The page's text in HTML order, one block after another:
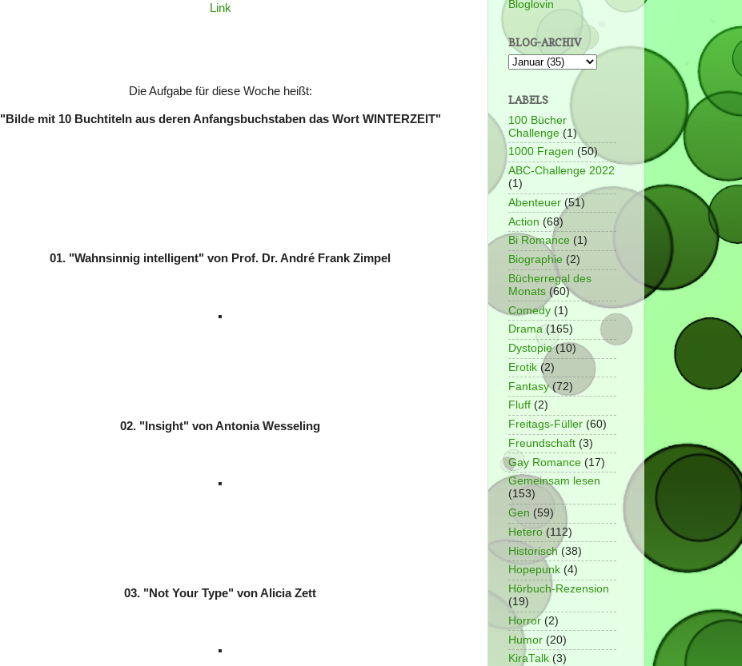
Link
Die Aufgabe für diese Woche heißt:
"Bilde mit 10 Buchtiteln aus deren Anfangsbuchstaben das Wort WINTERZEIT"
01. "Wahnsinnig intelligent" von Prof. Dr. André Frank Zimpel
02. "Insight" von Antonia Wesseling
03. "Not Your Type" von Alicia Zett
Bloglovin
BLOG-ARCHIV
LABELS
100 Bücher
Challenge (1)
1000 Fragen (50)
ABC-Challenge 2022
(1)
Abenteuer (51)
Action (68)
Bi Romance (1)
Biographie (2)
Bücherregal des
Monats (60)
Comedy (1)
Drama (165)
Dystopie (10)
Erotik (2)
Fantasy (72)
Fluff (2)
Freitags-Füller (60)
Freundschaft (3)
Gay Romance (17)
Gemeinsam lesen
(153)
Gen (59)
Hetero (112)
Historisch (38)
Hopepunk (4)
Hörbuch-Rezension
(19)
Horror (2)
Humor (20)
KiraTalk (3)